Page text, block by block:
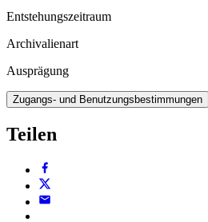
Entstehungszeitraum
Archivalienart
Ausprägung
Zugangs- und Benutzungsbestimmungen
Teilen